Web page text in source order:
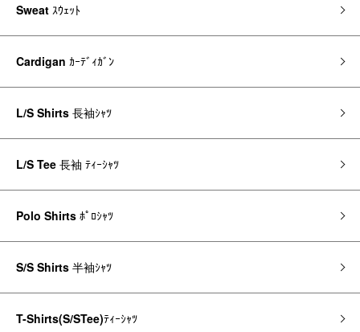
Sweat ｽｳｪｯﾄ
Cardigan ｶｰﾃﾞｨｶﾞﾝ
L/S Shirts 長袖ｼｬﾂ
L/S Tee 長袖 ﾃｨｰｼｬﾂ
Polo Shirts ﾎﾟﾛｼｬﾂ
S/S Shirts 半袖ｼｬﾂ
T-Shirts(S/STee)ﾃｨｰｼｬﾂ